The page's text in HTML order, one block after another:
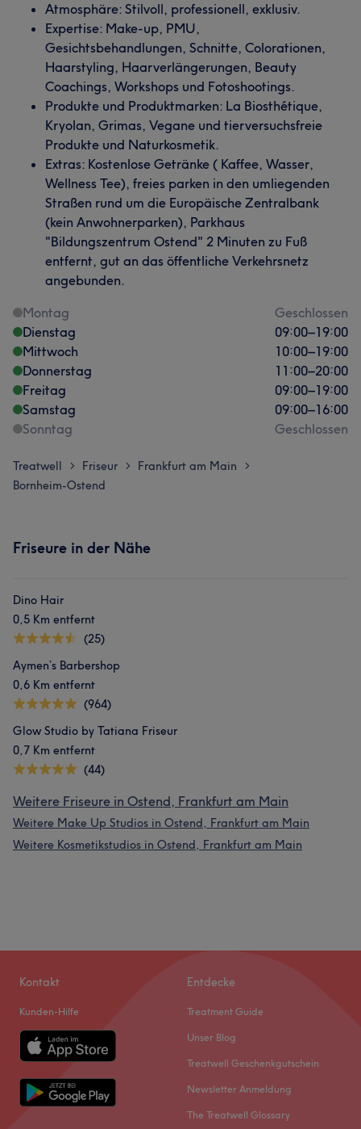
Atmosphäre: Stilvoll, professionell, exklusiv.
Expertise: Make-up, PMU,
Gesichtsbehandlungen, Schnitte, Colorationen,
Haarstyling, Haarverlängerungen, Beauty
Coachings, Workshops und Fotoshootings.
Produkte und Produktmarken: La Biosthétique,
Kryolan, Grimas, Vegane und tierversuchsfreie
Produkte und Naturkosmetik.
Extras: Kostenlose Getränke ( Kaffee, Wasser,
Wellness Tee), freies parken in den umliegenden
Straßen rund um die Europäische Zentralbank
(kein Anwohnerparken), Parkhaus
"Bildungszentrum Ostend" 2 Minuten zu Fuß
entfernt, gut an das öffentliche Verkehrsnetz
angebunden.
Montag
Geschlossen
Dienstag
09:00–19:00
Mittwoch
10:00–19:00
Donnerstag
11:00–20:00
Freitag
09:00–19:00
Samstag
09:00–16:00
Sonntag
Geschlossen
Treatwell > Friseur > Frankfurt am Main >
Bornheim-Ostend
Friseure in der Nähe
Dino Hair
0,5 Km entfernt
(25)
Aymen’s Barbershop
0,6 Km entfernt
(964)
Glow Studio by Tatiana Friseur
0,7 Km entfernt
(44)
Weitere Friseure in Ostend, Frankfurt am Main
Weitere Make Up Studios in Ostend, Frankfurt am Main
Weitere Kosmetikstudios in Ostend, Frankfurt am Main
Kontakt
Kunden-Hilfe
Entdecke
Treatment Guide
Unser Blog
Treatwell Geschenkgutschein
Newsletter Anmeldung
The Treatwell Glossary